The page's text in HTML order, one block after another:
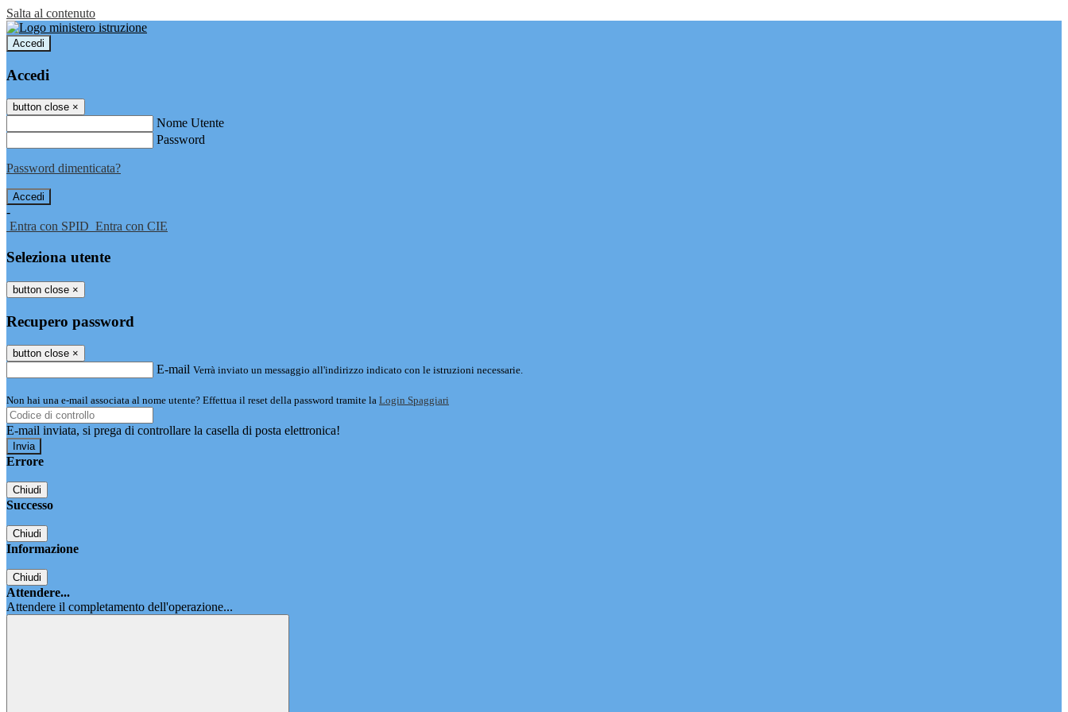
Salta al contenuto
Accedi
Accedi
button close ×
Nome Utente
Password
Password dimenticata?
-
Entra con SPID Entra con CIE
Seleziona utente
button close ×
Recupero password
button close ×
E-mail Verrà inviato un messaggio all'indirizzo indicato con le istruzioni necessarie.
Non hai una e-mail associata al nome utente? Effettua il reset della password tramite la Login Spaggiari
E-mail inviata, si prega di controllare la casella di posta elettronica!
Errore
Chiudi
Successo
Chiudi
Informazione
Chiudi
Attendere...
Attendere il completamento dell'operazione...